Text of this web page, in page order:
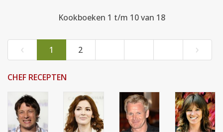
Kookboeken 1 t/m 10 van 18
‹ 1 2 ›
CHEF RECEPTEN